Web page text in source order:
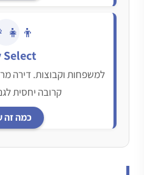
Select
למשפחות וקבוצות. דירה
קרובה יחסית
כמה זה